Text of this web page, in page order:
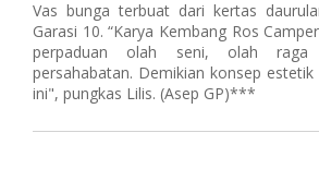
Vas bunga terbuat dari kertas
Garasi 10. “Karya Kembang Ros
perpaduan olah seni, olah raga
persahabatan. Demikian konsep
ini", pungkas Lilis. (Asep GP)***